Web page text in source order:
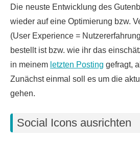
Die neuste Entwicklung des
wieder auf eine Optimierung bzw.
(User Experience =
bestellt ist bzw. wie ihr das
in meinem letzten Posting gefragt,
Zunächst einmal soll es um die
gehen.
Social Icons ausrichten